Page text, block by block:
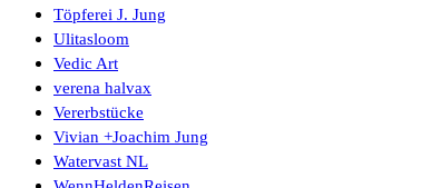
Töpferei J. Jung
Ulitasloom
Vedic Art
verena halvax
Vererbstücke
Vivian +Joachim Jung
Watervast NL